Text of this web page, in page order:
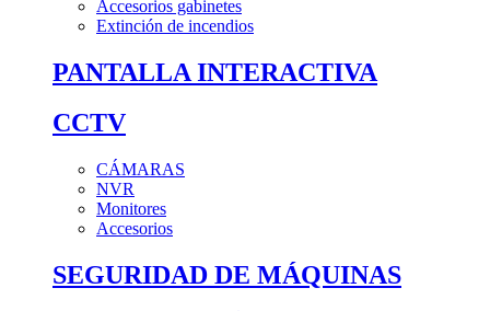
Accesorios gabinetes
Extinción de incendios
PANTALLA INTERACTIVA
CCTV
CÁMARAS
NVR
Monitores
Accesorios
SEGURIDAD DE MÁQUINAS